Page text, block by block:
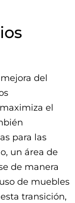
del
el
para las
un área de
de manera
de muebles
transición,